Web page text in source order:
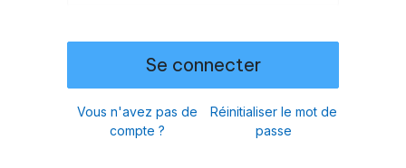
Se connecter
Vous n'avez pas de
compte ?
Réinitialiser le mot de
passe